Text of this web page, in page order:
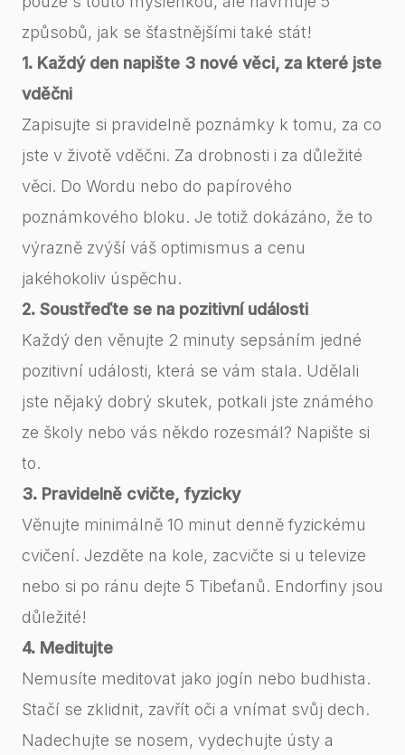
způsobů, jak se šťastnějšími také stát!
1. Každý den napište 3 nové věci, za které jste
vděčni
Zapisujte si pravidelně poznámky k tomu, za co
jste v životě vděčni. Za drobnosti i za důležité
věci. Do Wordu nebo do papírového
poznámkového bloku. Je totiž dokázáno, že to
výrazně zvýší váš optimismus a cenu
jakéhokoliv úspěchu.
2. Soustřeďte se na pozitivní události
Každý den věnujte 2 minuty sepsáním jedné
pozitivní události, která se vám stala. Udělali
jste nějaký dobrý skutek, potkali jste známého
ze školy nebo vás někdo rozesmál? Napište si
to.
3. Pravidelně cvičte, fyzicky
Věnujte minimálně 10 minut denně fyzickému
cvičení. Jezděte na kole, zacvičte si u televize
nebo si po ránu dejte 5 Tibeťanů. Endorfiny jsou
důležité!
4. Meditujte
Nemusíte meditovat jako jogín nebo budhista.
Stačí se zklidnit, zavřít oči a vnímat svůj dech.
Nadechujte se nosem, vydechujte ústy a